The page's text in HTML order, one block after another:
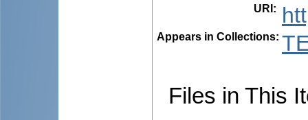
URI :
Appears in Collections:
Files in This